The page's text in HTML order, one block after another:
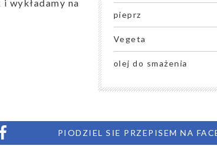
wykładamy na
pieprz
Vegeta
olej do smażenia
PIODZIEL SIE PRZEPISEM NA